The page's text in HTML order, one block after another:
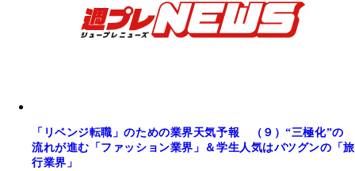
「リベンジ転職」のための業界天気予報 （９）“三極化”の
流れが進む「ファッション業界」＆学生人気はバツグンの「旅
行業界」